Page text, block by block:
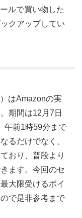
ルで買い物した
クアップしてい
はAmazonの実
期間は12月7日
午前1時59分まで
るだけでなく、
おり、普段より
ます。今回のセ
大限受けるポイ
で是非参考まで